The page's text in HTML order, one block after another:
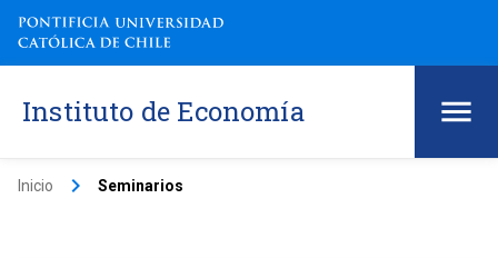
Instituto de Economía
Inicio keyboard_arrow_right Seminarios